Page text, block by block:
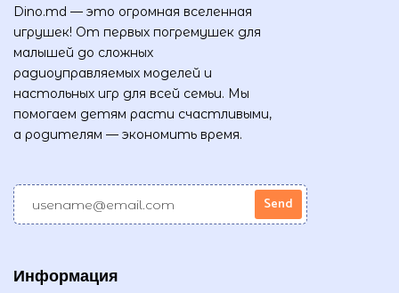
Dino.md — это огромная вселенная
игрушек! От первых погремушек для
малышей до сложных
радиоуправляемых моделей и
настольных игр для всей семьи. Мы
помогаем детям расти счастливыми,
а родителям — экономить время.
Информация